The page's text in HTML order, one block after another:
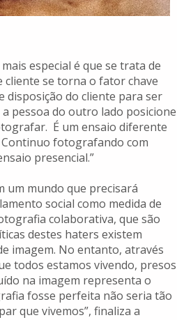
especial é que se trata de
se torna o fator chave
disposição do cliente para ser
pessoa do outro lado posicione
É um ensaio diferente
Continuo fotografando com
presencial.”
um mundo que precisará
social como medida de
colaborativa, que são
destes haters existem
imagem. No entanto, através
todos estamos vivendo, presos
na imagem representa o
fosse perfeita não seria tão
que vivemos”, finaliza a